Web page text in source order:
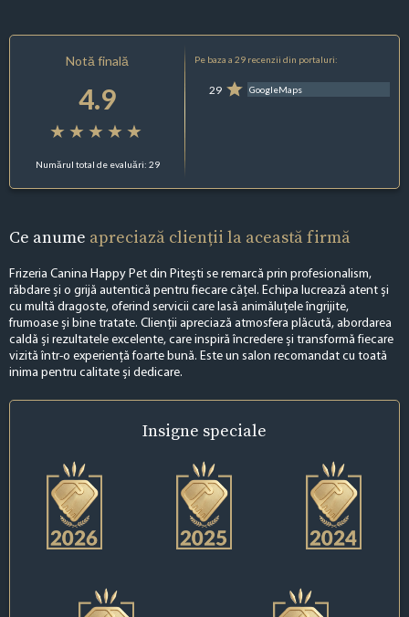
Notă finală
4.9
Numărul total de evaluări: 29
Pe baza a 29 recenzii din portaluri:
29 GoogleMaps
Ce anume apreciază clienții la această firmă
Frizeria Canina Happy Pet din Pitești se remarcă prin profesionalism,
răbdare și o grijă autentică pentru fiecare cățel. Echipa lucrează atent și
cu multă dragoste, oferind servicii care lasă animăluțele îngrijite,
frumoase și bine tratate. Clienții apreciază atmosfera plăcută, abordarea
caldă și rezultatele excelente, care inspiră încredere și transformă fiecare
vizită într-o experiență foarte bună. Este un salon recomandat cu toată
inima pentru calitate și dedicare.
Insigne speciale